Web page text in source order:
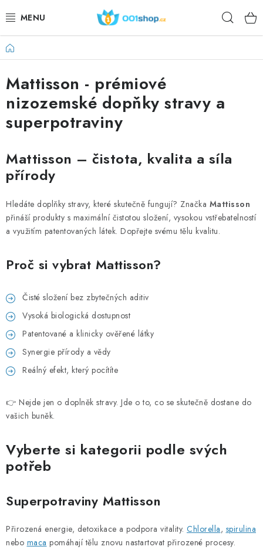
tartalomhoz
DOPLŇKY STRAVY
KOZMETIKUMOK
SPORT
TÉMÁK
AKCIÓ
DÁRKY PRO ZDRAVÍ
PORADNA
MÁRKÁK
Jak nakupovat
Obchodní podmínky
Podmínky ochrany osobních údajů
Natural Health Store
Fogalomtár
Kezdőlap
Mattisson - prémiové
nizozemské dopňky stravy a
superpotraviny
Mattisson – čistota, kvalita a síla
přírody
Hledáte doplňky stravy, které skutečně fungují? Značka Mattisson
přináší produkty s maximální čistotou složení, vysokou vstřebatelností
a využitím patentovaných látek. Dopřejte svému tělu kvalitu.
Proč si vybrat Mattisson?
Čisté složení bez zbytečných aditiv
Vysoká biologická dostupnost
Patentované a klinicky ověřené látky
Synergie přírody a vědy
Reálný efekt, který pocítíte
👉 Nejde jen o doplněk stravy. Jde o to, co se skutečně dostane do
vašich buněk.
Vyberte si kategorii podle svých
potřeb
Superpotraviny Mattisson
Přirozená energie, detoxikace a podpora vitality. Chlorella, spirulina
nebo maca pomáhají tělu znovu nastartovat přirozené procesy.